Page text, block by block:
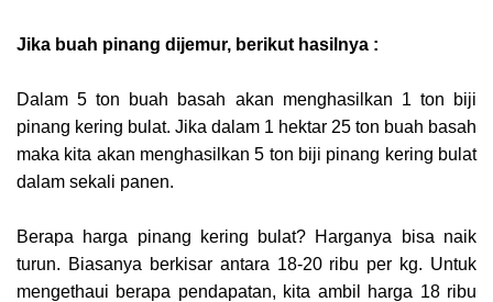
Jika buah pinang dijemur, berikut hasilnya :
Dalam 5 ton buah basah akan menghasilkan 1 ton biji
pinang kering bulat. Jika dalam 1 hektar 25 ton buah basah
maka kita akan menghasilkan 5 ton biji pinang kering bulat
dalam sekali panen.
Berapa harga pinang kering bulat? Harganya bisa naik
turun. Biasanya berkisar antara 18-20 ribu per kg. Untuk
mengethaui berapa pendapatan, kita ambil harga 18 ribu